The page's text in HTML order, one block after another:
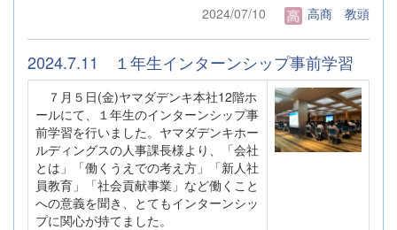
2024/07/10 高商 教頭
2024.7.11 １年生インターンシップ事前学習
７月５日(金)ヤマダデンキ本社12階ホ
ールにて、１年生のインターンシップ事
前学習を行いました。ヤマダデンキホー
ルディングスの人事課長様より、「会社
とは」「働くうえでの考え方」「新人社
員教育」「社会貢献事業」など働くこと
への意義を聞き、とてもインターンシッ
プに関心が持てました。